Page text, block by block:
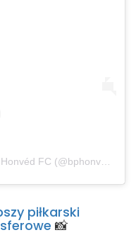
piłkarski
📸